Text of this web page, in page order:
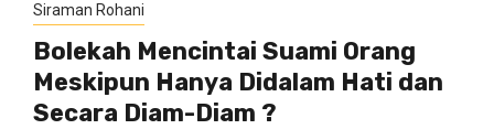
Siraman Rohani
Bolekah Mencintai Suami Orang
Meskipun Hanya Didalam Hati dan
Secara Diam-Diam ?